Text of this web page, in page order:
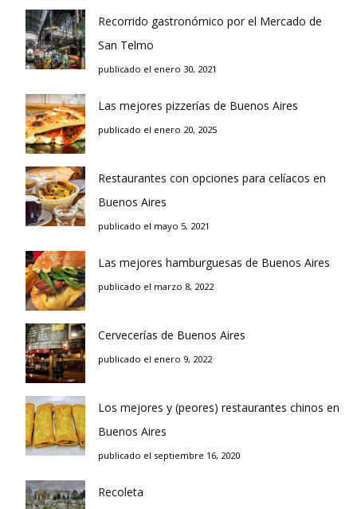
Recorrido gastronómico por el Mercado de
San Telmo
publicado el enero 30, 2021
Las mejores pizzerías de Buenos Aires
publicado el enero 20, 2025
Restaurantes con opciones para celíacos en
Buenos Aires
publicado el mayo 5, 2021
Las mejores hamburguesas de Buenos Aires
publicado el marzo 8, 2022
Cervecerías de Buenos Aires
publicado el enero 9, 2022
Los mejores y (peores) restaurantes chinos en
Buenos Aires
publicado el septiembre 16, 2020
Recoleta